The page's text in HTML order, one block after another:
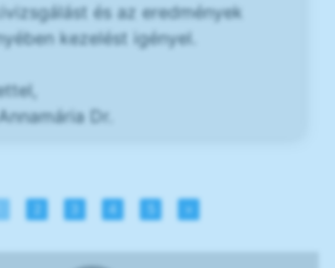
és az eredmények
kezelést igényel.
Dr.
4 »